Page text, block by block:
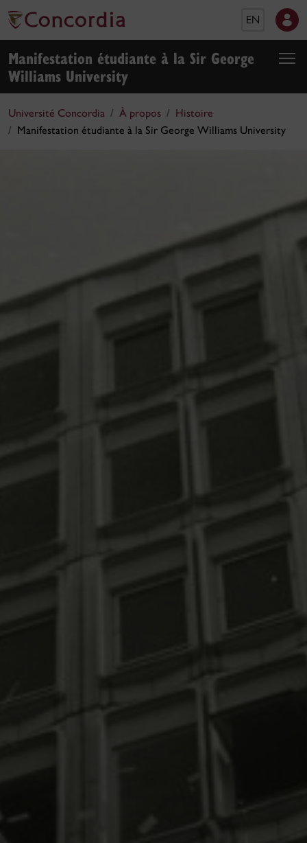
EN
Manifestation étudiante à la Sir George
Williams University
Université Concordia À propos
Histoire
Manifestation étudiante à la Sir George Williams University